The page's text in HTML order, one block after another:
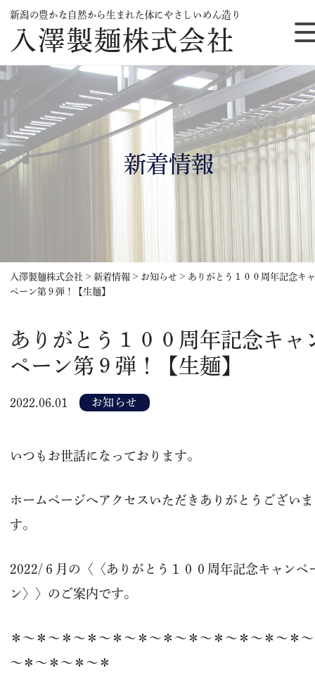
新潟の豊かな自然から生まれた体にやさしいめん造り
入澤製麺株式会社
新着情報
入澤製麺株式会社 >新着情報 > お知らせ > ありがとう１００周年記念キ
ペーン第９弾！【生麺】
ありがとう１００周年記念キャ
ペーン第９弾！【生麺】
2022.06.01 お知らせ
いつもお世話になっております。
ホームページへアクセスいただきありがとうございま
す。
2022/６月の〈〈ありがとう１００周年記念キャンペ
ン〉〉のご案内です。
＊～＊～＊～＊～＊～＊～＊～＊～＊～＊～＊～＊
～＊～＊～＊～＊